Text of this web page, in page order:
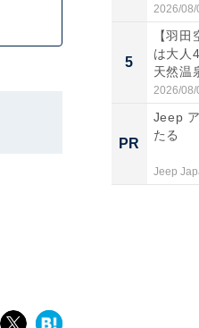
題。“さ
2026/08/
5
【羽
は大人
天然温
2026/08/
PR
Jeep
たる
Jeep